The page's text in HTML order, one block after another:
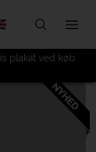
plakat ved køb